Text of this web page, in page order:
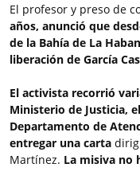
El profesor y preso de
años, anunció que
de la Bahía de La
liberación de García
El activista recorrió
Ministerio de Justicia,
Departamento de
entregar una carta
Martínez. La misiva no